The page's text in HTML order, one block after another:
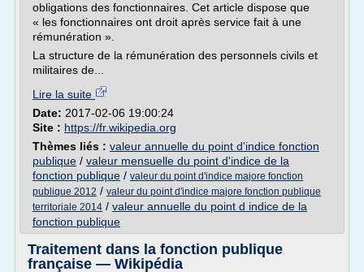
obligations des fonctionnaires. Cet article dispose que
« les fonctionnaires ont droit après service fait à une
rémunération ».
La structure de la rémunération des personnels civils et
militaires de...
Lire la suite
Date: 2017-02-06 19:00:24
Site : https://fr.wikipedia.org
Thèmes liés : valeur annuelle du point d'indice fonction
publique / valeur mensuelle du point d'indice de la
fonction publique / valeur du point d'indice majore fonction
publique 2012 / valeur du point d'indice majore fonction publique
territoriale 2014 / valeur annuelle du point d indice de la
fonction publique
Traitement dans la fonction publique
française — Wikipédia